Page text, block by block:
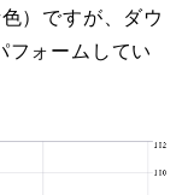
）ですが、ダウ
フォームしてい